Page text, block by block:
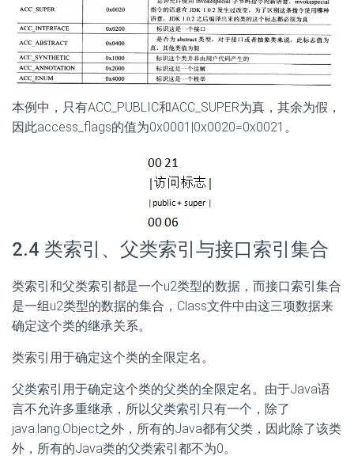
本例中，只有ACC_PUBLIC和ACC_SUPER为真，其余为假，
因此access_flags的值为0x0001|0x0020=0x0021。
2.4 类索引、父类索引与接口索引集合
类索引和父类索引都是一个u2类型的数据，而接口索引集合
是一组u2类型的数据的集合，Class文件中由这三项数据来
确定这个类的继承关系。
类索引用于确定这个类的全限定名。
父类索引用于确定这个类的父类的全限定名。由于Java语
言不允许多重继承，所以父类索引只有一个，除了
java.lang.Object之外，所有的Java都有父类，因此除了该类
外，所有的Java类的父类索引都不为0。